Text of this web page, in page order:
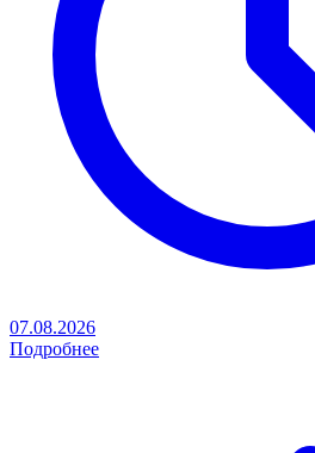
07.08.2026
Подробнее